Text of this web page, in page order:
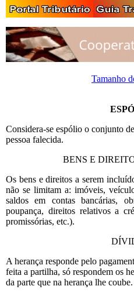
Tamanho
Considera-se espólio o conjunto
pessoa falecida.
BENS E
Os bens e direitos a serem
não se limitam a: imóveis,
saldos em contas bancárias,
poupança, direitos relativos a
promissórias, etc.).
A herança responde pelo
feita a partilha, só respondem os
da parte que na herança lhe coube.